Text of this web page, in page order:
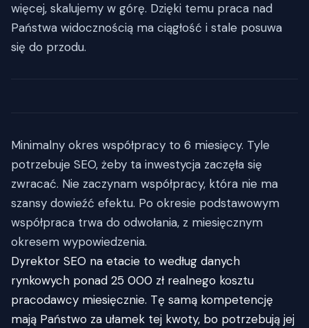
więcej, skalujemy w górę. Dzięki temu praca nad
Państwa widocznością ma ciągłość i stale posuwa
się do przodu.
Minimalny okres współpracy to 6 miesięcy. Tyle
potrzebuje SEO, żeby ta inwestycja zaczęła się
zwracać. Nie zaczynam współpracy, która nie ma
szansy dowieźć efektu. Po okresie podstawowym
współpraca trwa do odwołania, z miesięcznym
okresem wypowiedzenia.
Dyrektor SEO na etacie to według danych
rynkowych ponad 25 000 zł realnego kosztu
pracodawcy miesięcznie. Tę samą kompetencję
mają Państwo za ułamek tej kwoty, bo potrzebują jej